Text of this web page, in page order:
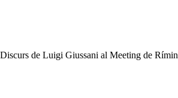
de Luigi Giussani al Meeting de